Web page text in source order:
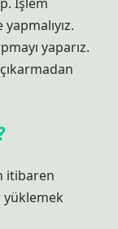
yaparız.
itibaren
yüklemek